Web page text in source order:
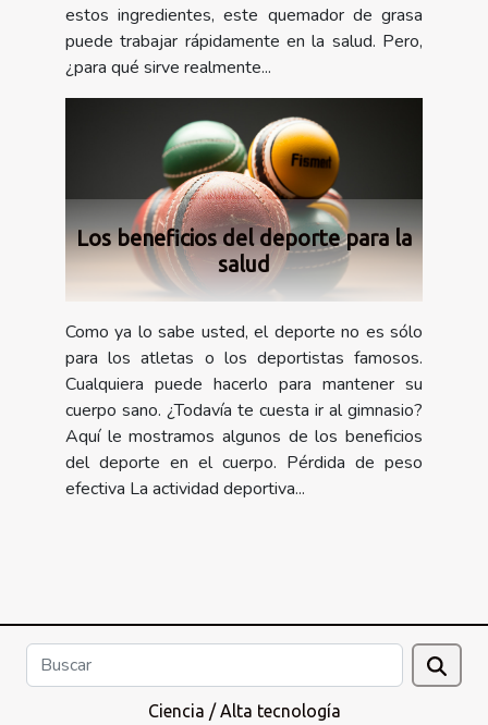
estos ingredientes, este quemador de grasa
puede trabajar rápidamente en la salud. Pero,
¿para qué sirve realmente...
Los beneficios del deporte para la
salud
Como ya lo sabe usted, el deporte no es sólo
para los atletas o los deportistas famosos.
Cualquiera puede hacerlo para mantener su
cuerpo sano. ¿Todavía te cuesta ir al gimnasio?
Aquí le mostramos algunos de los beneficios
del deporte en el cuerpo. Pérdida de peso
efectiva La actividad deportiva...
Ciencia / Alta tecnología